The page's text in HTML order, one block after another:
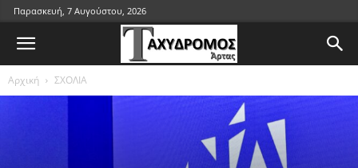
Παρασκευή, 7 Αυγούστου, 2026
Αρχική ΣΧΟΛΙΑ